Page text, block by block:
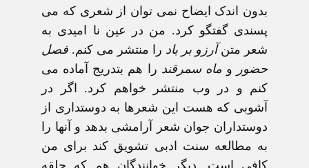
بدون اندک ايضاح نمی توان از شعری که می
پسندی گفتگو کرد. من در عين نا اميدی به
شعر متنآرزو بر باد را منتشر می کنم. فصل
حضور و ماه سمرقند را هم بتدريج آماده می
کنم و در وب منتشر خواهم کرد. اگر در
آشوبی که هست اين شعرها به دوستداری از
دوستداران جوان شعر آرامشی بدهد و آنها را
به مطالعه سنت ادبی تشويق کند برای من